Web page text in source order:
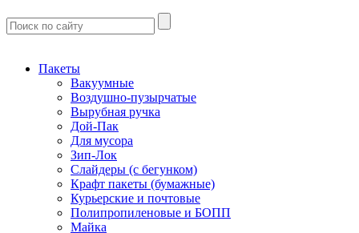
Пакеты
Вакуумные
Воздушно-пузырчатые
Вырубная ручка
Дой-Пак
Для мусора
Зип-Лок
Слайдеры (с бегунком)
Крафт пакеты (бумажные)
Курьерские и почтовые
Полипропиленовые и БОПП
Майка